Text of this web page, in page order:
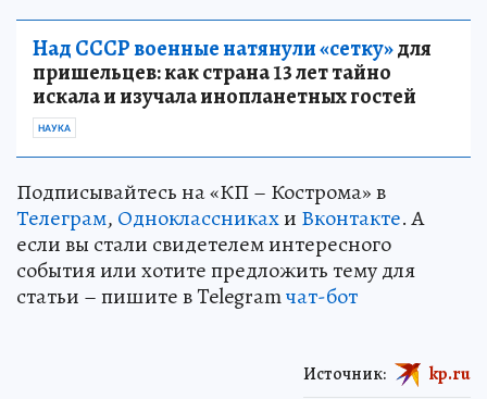
Над СССР военные натянули «сетку»для
пришельцев: как страна 13 лет тайно
искала и изучала инопланетных гостей
НАУКА
Подписывайтесь на «КП – Кострома» в
Телеграм, Одноклассникахи Вконтакте. А
если вы стали свидетелем интересного
события или хотите предложить тему для
статьи – пишите в Telegramчат-бот
Источник: kp.ru